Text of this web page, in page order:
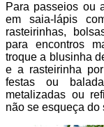
Para passeios ou
em saia-lápis
rasteirinhas,
para encontros
troque a blusinha
e a rasteirinha
festas ou
metalizadas ou
não se esqueça do